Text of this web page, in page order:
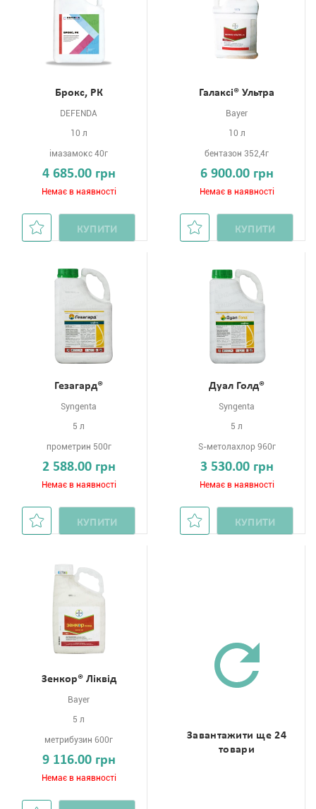
Брокс, РК
DEFENDA
10 л
імазамокс 40г
4 685.00 грн
Немає в наявності
КУПИТИ
Галаксі® Ультра
Bayer
10 л
бентазон 352,4г
6 900.00 грн
Немає в наявності
КУПИТИ
Гезагард®
Syngenta
5 л
прометрин 500г
2 588.00 грн
Немає в наявності
КУПИТИ
Дуал Голд®
Syngenta
5 л
S-метолахлор 960г
3 530.00 грн
Немає в наявності
КУПИТИ
Зенкор® Ліквід
Bayer
5 л
метрибузин 600г
9 116.00 грн
Немає в наявності
Завантажити ще 24
товари